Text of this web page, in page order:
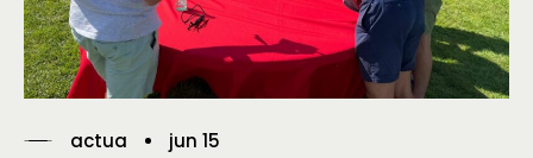
actua jun 15